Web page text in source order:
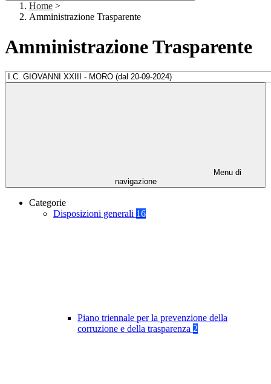
Home >
Amministrazione Trasparente
Amministrazione Trasparente
Menu di
navigazione
Categorie
Disposizioni generali 16
Piano triennale per la prevenzione della
corruzione e della trasparenza 2